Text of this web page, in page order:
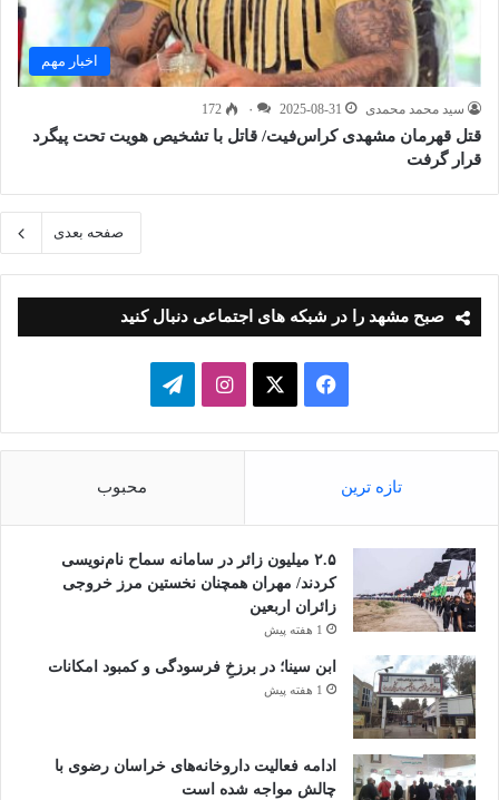
اخبار مهم
سید محمد محمدی 2025-08-31 ۰ 172
قتل قهرمان مشهدی کراس‌فیت/ قاتل با تشخیص هویت تحت پیگرد
قرار گرفت
صفحه بعدی
صبح مشهد را در شبکه های اجتماعی دنبال کنید
فیسبوک ایکساینستاگرامتلگرام
تازه ترین محبوب
۲.۵ میلیون زائر در سامانه سماح نام‌نویسی
کردند/ مهران همچنان نخستین مرز خروجی
زائران اربعین
1 هفته پیش
ابن سینا؛ در برزخِ فرسودگی و کمبود امکانات
1 هفته پیش
ادامه فعالیت داروخانه‌های خراسان رضوی با
چالش مواجه شده است